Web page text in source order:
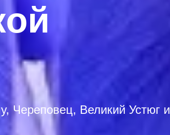
Череповец, Великий Устюг и